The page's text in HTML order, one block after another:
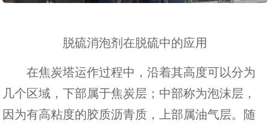
脱硫消泡剂在脱硫中的应用
在焦炭塔运作过程中，沿着其高度可以分为
几个区域，下部属于焦炭层；中部称为泡沫层，
因为有高粘度的胶质沥青质，上部属油气层。随